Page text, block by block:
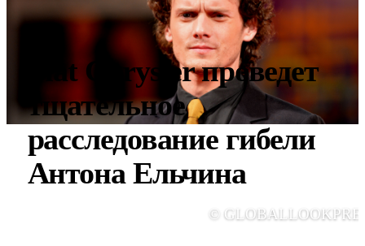
Fiat Chrysler проведет
тщательное
расследование гибели
Антона Ельчина
©